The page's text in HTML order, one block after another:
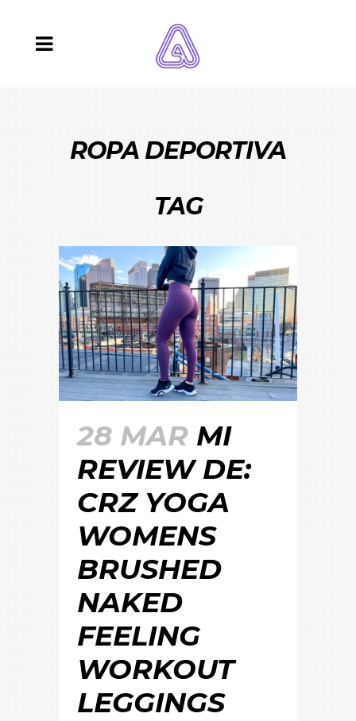
ROPA DEPORTIVA
TAG
28 MAR MI
REVIEW DE:
CRZ YOGA
WOMENS
BRUSHED
NAKED
FEELING
WORKOUT
LEGGINGS